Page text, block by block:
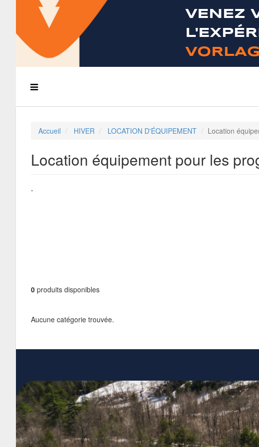
VENEZ
Accueil HIVER LOCATION D'ÉQUIPEMENT Location
Location équipement pour les
-
0 produits disponibles
Aucune catégorie trouvée.